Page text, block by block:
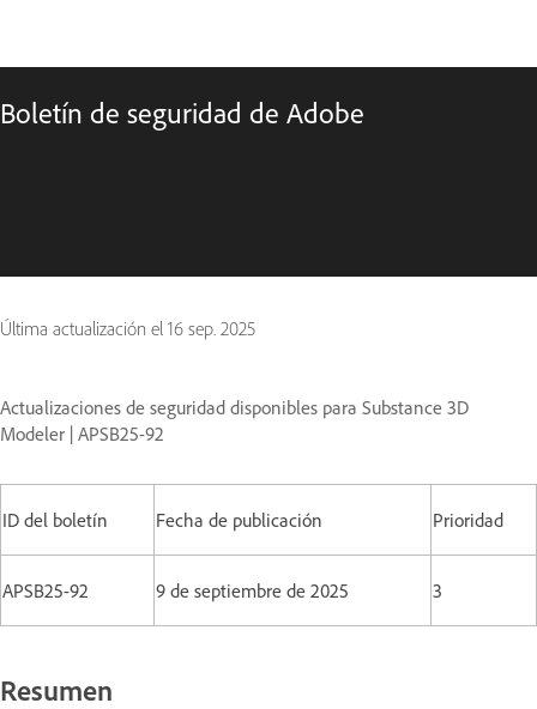
Boletín de seguridad de Adobe
Última actualización el 16 sep. 2025
Actualizaciones de seguridad disponibles para Substance 3D
Modeler | APSB25-92
ID del boletín Fecha de publicación Prioridad
APSB25-92 9 de septiembre de 2025 3
Resumen